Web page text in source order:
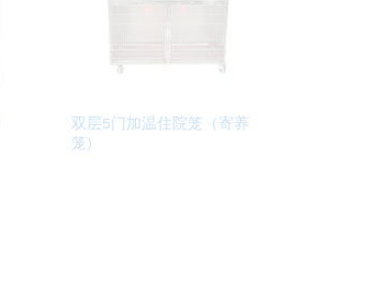
双层5门加温住院笼（寄养
笼)